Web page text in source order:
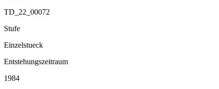
TD_22_00072
Stufe
Einzelstueck
Entstehungszeitraum
1984